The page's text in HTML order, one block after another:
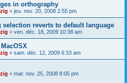
in orthography
« jeu. nov. 20, 2008 2:55 pm
selection reverts to default language
« ven. déc. 18, 2009 10:38 am
« sam. déc. 12, 2009 6:33 am
« mar. nov. 25, 2008 8:05 pm